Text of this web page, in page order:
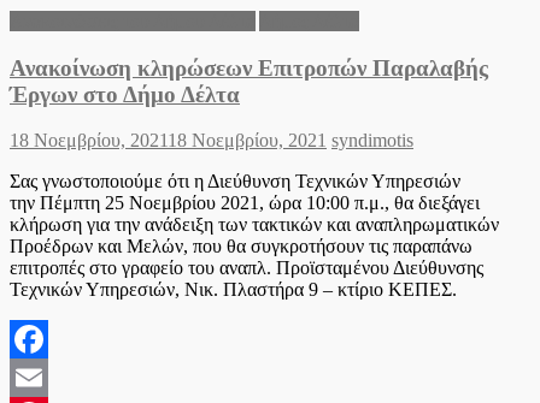
Ανακοίνωση κληρώσεων Επιτροπών Παραλαβής
Έργων στο Δήμο Δέλτα
Posted
18 Νοεμβρίου, 202118 Νοεμβρίου, 2021 Author
syndimotis
Σας γνωστοποιούμε ότι η Διεύθυνση Τεχνικών Υπηρεσιών
την Πέμπτη 25 Νοεμβρίου 2021, ώρα 10:00 π.μ., θα διεξάγει
κλήρωση για την ανάδειξη των τακτικών και αναπληρωματικών
Προέδρων και Μελών, που θα συγκροτήσουν τις παραπάνω
επιτροπές στο γραφείο του αναπλ. Προϊσταμένου Διεύθυνσης
Τεχνικών Υπηρεσιών, Νικ. Πλαστήρα 9 – κτίριο ΚΕΠΕΣ.
Facebook